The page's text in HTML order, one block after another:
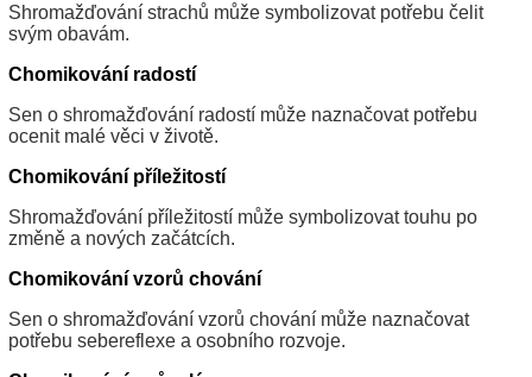
Shromažďování strachů může symbolizovat potřebu čelit
svým obavám.
Chomikování radostí
Sen o shromažďování radostí může naznačovat potřebu
ocenit malé věci v životě.
Chomikování příležitostí
Shromažďování příležitostí může symbolizovat touhu po
změně a nových začátcích.
Chomikování vzorů chování
Sen o shromažďování vzorů chování může naznačovat
potřebu sebereflexe a osobního rozvoje.